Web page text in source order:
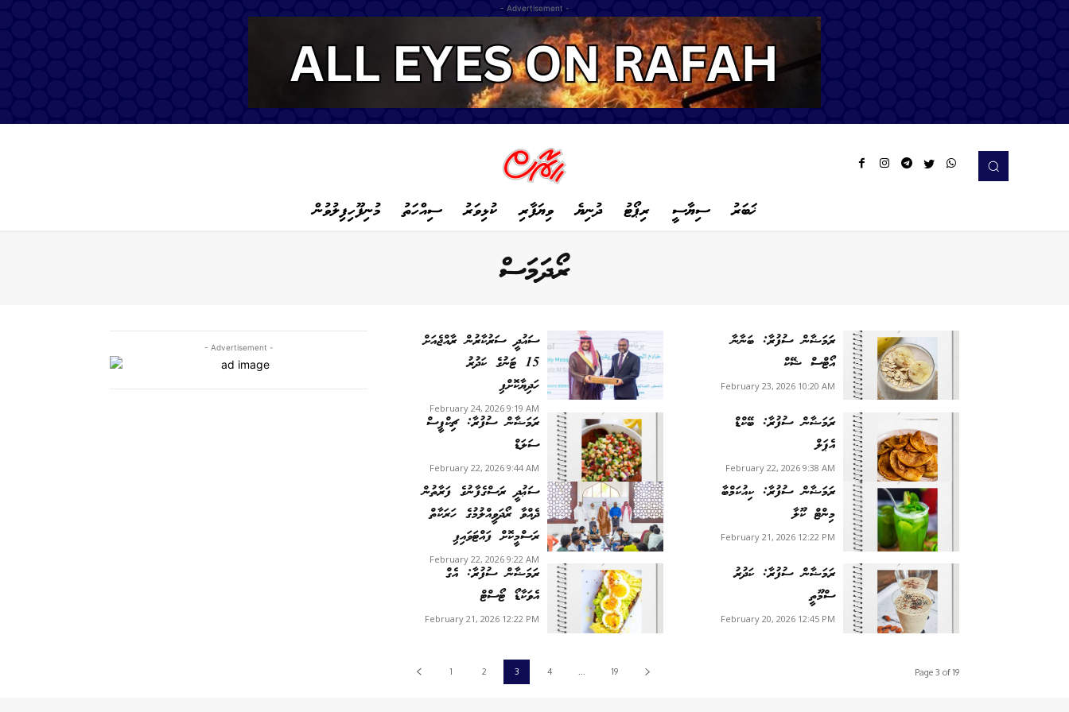
- Advertisement -
މުނިފޫހިފިލުވުން ސިއްހަތު ކުޅިވަރު ވިޔަފާރި ދުނިޔެ ރިޕޯޓު ސިޔާސީ ޚަބަރު
ރޯދަމަސް
- Advertisement -
ސައުދީ ސަރުކާރުން ރާއްޖެއަށް
15 ޓަނުގެ ކަދުރު
ހަދިޔާކޮށްފި
February 24, 2026 9:19 AM
ރަމަޟާން ސުފުރާ: ބަނާނާ
އޯޓްސް ޝޭކް
February 23, 2026 10:20 AM
ރަމަޟާން ސުފުރާ: ޗިކްޕީސް
ސަލަޑް
February 22, 2026 9:44 AM
ރަމަޟާން ސުފުރާ: ބޭކްޑް
އެޕަލް
February 22, 2026 9:38 AM
ސަޢުދީ ރަސްގެފާނުގެ ފަރާތުން
ދެއްވާ ރޯދަވީއްލުމުގެ ހަރަކާތް
ރަސްމީކޮށް ފައްޓަވައިފި
February 22, 2026 9:22 AM
ރަމަޟާން ސުފުރާ: ކިއުކަމްބާ
މިންޓް ކޫލާ
February 21, 2026 12:22 PM
ރަމަޟާން ސުފުރާ: އެގް
އެވަކާޑޯ ޓޯސްޓް
February 21, 2026 12:22 PM
ރަމަޟާން ސުފުރާ: ކަދުރު
ސްމޫތީ
February 20, 2026 12:45 PM
1 2 3 4 19 Page 3 of 19